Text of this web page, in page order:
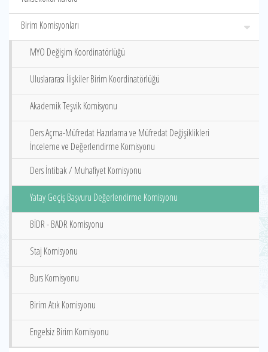
Birim Komisyonları
MYO Değişim Koordinatörlüğü
Uluslararası İlişkiler Birim Koordinatörlüğü
Akademik Teşvik Komisyonu
Ders Açma-Müfredat Hazırlama ve Müfredat Değişiklikleri
İnceleme ve Değerlendirme Komisyonu
Ders İntibak / Muhafiyet Komisyonu
Yatay Geçiş Başvuru Değerlendirme Komisyonu
BİDR - BADR Komisyonu
Staj Komisyonu
Burs Komisyonu
Birim Atık Komisyonu
Engelsiz Birim Komisyonu